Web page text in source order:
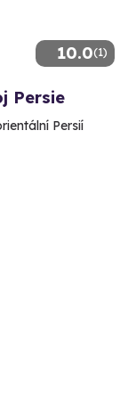
10.0(1)
Persie
Persií